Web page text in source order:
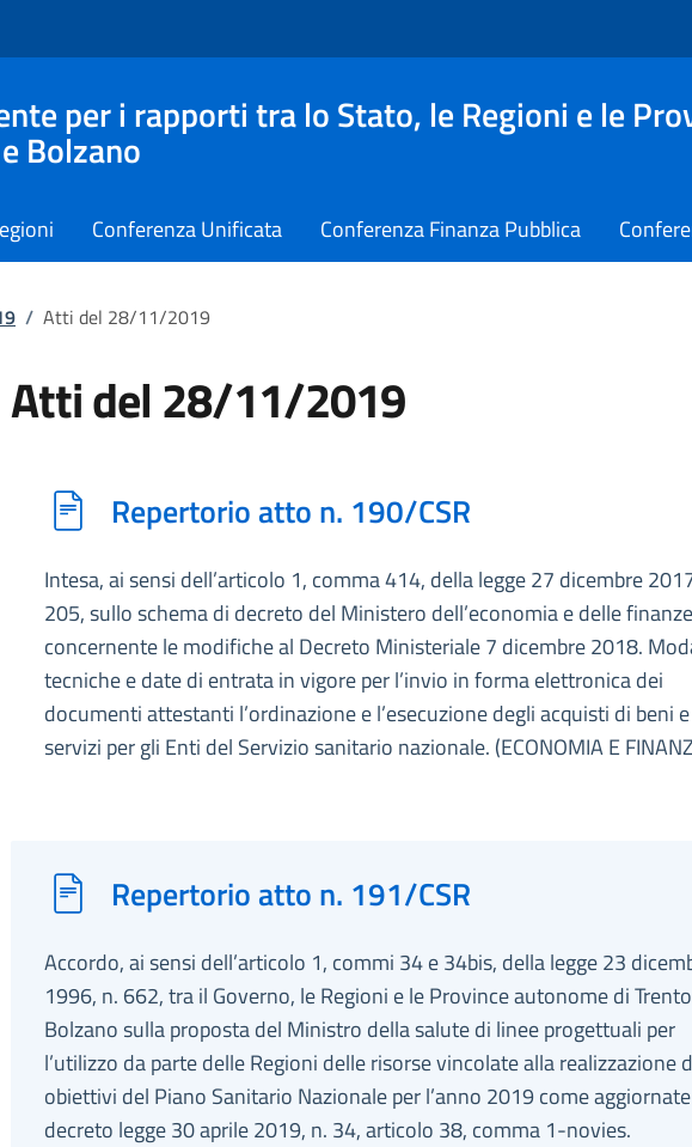
per i rapporti tra lo Stato, le Regioni e le
Bolzano
Conferenza Unificata Conferenza Finanza Pubblica
/ Atti del 28/11/2019
Atti del 28/11/2019
Repertorio atto n. 190/CSR
Intesa, ai sensi dell’articolo 1, comma 414, della legge 27 dicembre
205, sullo schema di decreto del Ministero dell’economia e delle
concernente le modifiche al Decreto Ministeriale 7 dicembre 2018.
tecniche e date di entrata in vigore per l’invio in forma elettronica dei
documenti attestanti l’ordinazione e l’esecuzione degli acquisti di beni e
servizi per gli Enti del Servizio sanitario nazionale. (ECONOMIA E
Repertorio atto n. 191/CSR
Accordo, ai sensi dell’articolo 1, commi 34 e 34bis, della legge 23
1996, n. 662, tra il Governo, le Regioni e le Province autonome di
Bolzano sulla proposta del Ministro della salute di linee progettuali per
l’utilizzo da parte delle Regioni delle risorse vincolate alla realizzazione
obiettivi del Piano Sanitario Nazionale per l’anno 2019 come
decreto legge 30 aprile 2019, n. 34, articolo 38, comma 1-novies.